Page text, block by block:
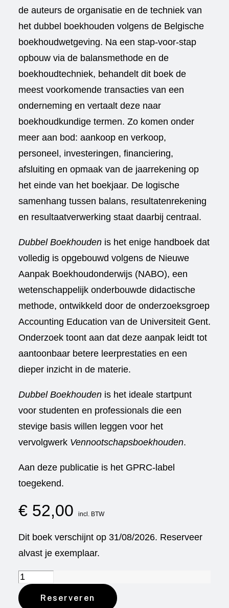
de auteurs de organisatie en de techniek van
het dubbel boekhouden volgens de Belgische
boekhoudwetgeving. Na een stap-voor-stap
opbouw via de balansmethode en de
boekhoudtechniek, behandelt dit boek de
meest voorkomende transacties van een
onderneming en vertaalt deze naar
boekhoudkundige termen. Zo komen onder
meer aan bod: aankoop en verkoop,
personeel, investeringen, financiering,
afsluiting en opmaak van de jaarrekening op
het einde van het boekjaar. De logische
samenhang tussen balans, resultatenrekening
en resultaatverwerking staat daarbij centraal.
Dubbel Boekhouden is het enige handboek dat
volledig is opgebouwd volgens de Nieuwe
Aanpak Boekhoudonderwijs (NABO), een
wetenschappelijk onderbouwde didactische
methode, ontwikkeld door de onderzoeksgroep
Accounting Education van de Universiteit Gent.
Onderzoek toont aan dat deze aanpak leidt tot
aantoonbaar betere leerprestaties en een
dieper inzicht in de materie.
Dubbel Boekhouden is het ideale startpunt
voor studenten en professionals die een
stevige basis willen leggen voor het
vervolgwerk Vennootschapsboekhouden.
Aan deze publicatie is het GPRC-label
toegekend.
€ 52,00 incl. BTW
Dit boek verschijnt op 31/08/2026. Reserveer
alvast je exemplaar.
Dubbel
boekhouden
Reserveren